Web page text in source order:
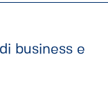
business e